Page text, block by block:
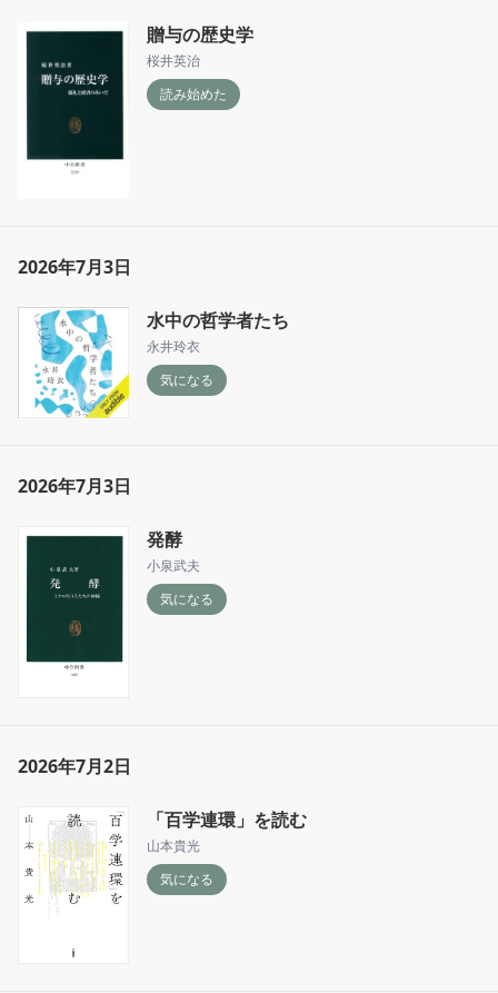
贈与の歴史学
桜井英治
読み始めた
2026年7月3日
水中の哲学者たち
永井玲衣
気になる
2026年7月3日
発酵
小泉武夫
気になる
2026年7月2日
「百学連環」を読む
山本貴光
気になる